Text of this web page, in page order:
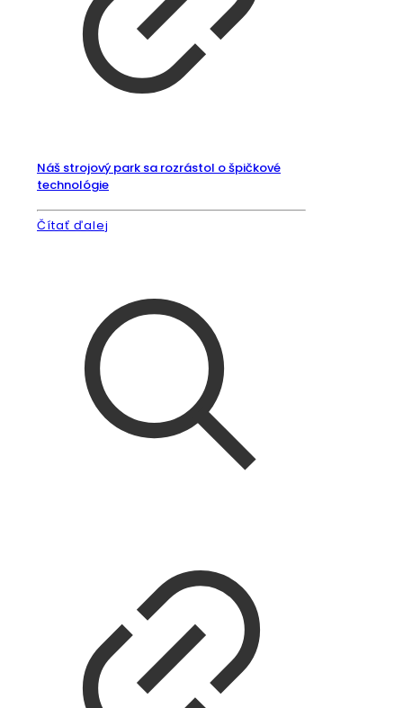
Náš strojový park sa rozrástol o špičkové
technológie
Čítať ďalej